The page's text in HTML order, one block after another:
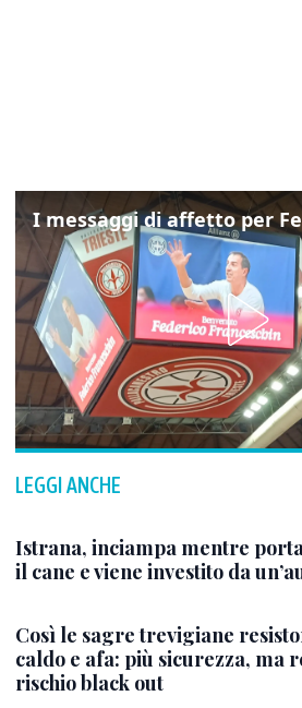
LEGGI ANCHE
Istrana, inciampa mentre porta
il cane e viene investito da
Così le sagre trevigiane
caldo e afa: più sicurezza, ma
rischio black out